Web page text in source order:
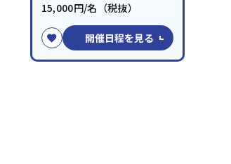
15,000円/名（税抜）
開催日程を見る